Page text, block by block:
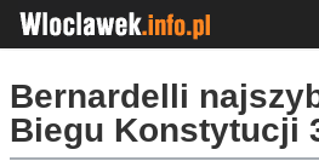
Bernardelli
Biegu Konstytucji